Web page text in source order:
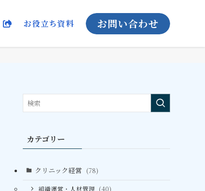
お役立ち資料 お問い合わせ
カテゴリー
クリニック経営 (78)
組織運営・人材管理 (40)